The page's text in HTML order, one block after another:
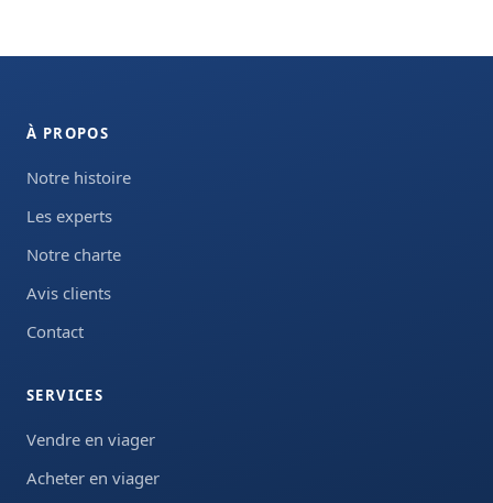
À PROPOS
Notre histoire
Les experts
Notre charte
Avis clients
Contact
SERVICES
Vendre en viager
Acheter en viager